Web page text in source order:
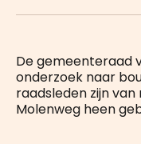
WhatsApp
Facebook
X
De gemeenteraad
onderzoek naar
raadsleden zijn
Molenweg heen